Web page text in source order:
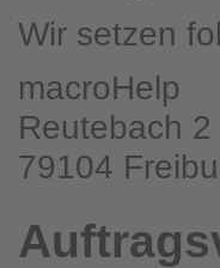
Wir setzen
macroHelp
Reutebach 2
79104